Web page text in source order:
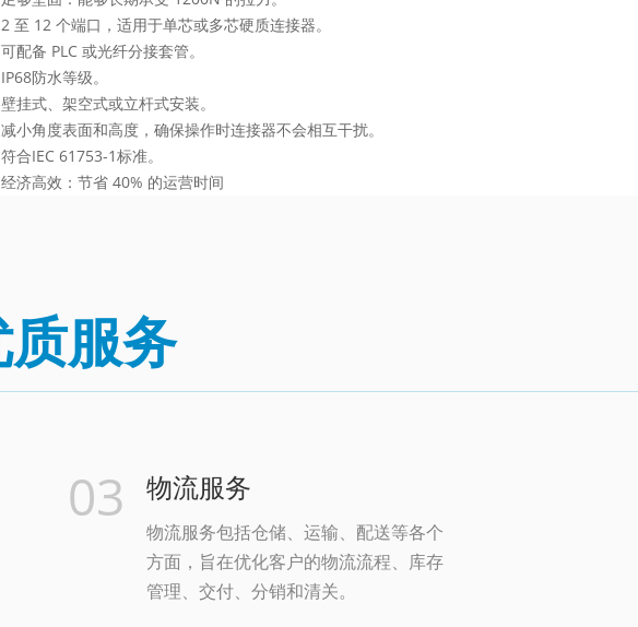
2 至 12 个端口，适用于单芯或多芯硬质连接器。
可配备 PLC 或光纤分接套管。
IP68防水等级。
壁挂式、架空式或立杆式安装。
减小角度表面和高度，确保操作时连接器不会相互干扰。
符合IEC 61753-1标准。
经济高效：节省 40% 的运营时间
服务
03 物流服务
物流服务包括仓储、运输、配送等各个
方面，旨在优化客户的物流流程、库存
管理、交付、分销和清关。